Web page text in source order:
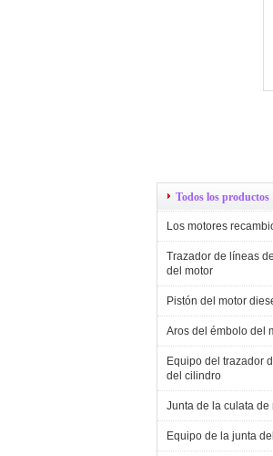
Todos los productos
Los motores
Trazador de líneas
del motor
Pistón del motor
Aros del émbolo del
Equipo del trazador
del cilindro
Junta de la culata de
Equipo de la junta